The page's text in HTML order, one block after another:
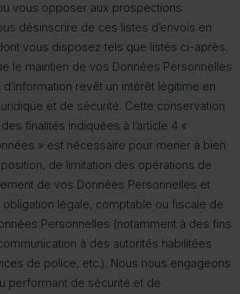
vous opposer aux prospections
désinscrire de ces listes d’envois en
vous disposez tels que listés ci-après.
le maintien de vos Données Personnelles
revêt un intérêt légitime en
et de sécurité. Cette conservation
finalités indiquées à l’article 4 «
» est nécessaire pour mener à bien
de limitation des opérations de
de vos Données Personnelles et
légale, comptable ou fiscale de
Personnelles (notamment à des fins
à des autorités habilitées
de police, etc.). Nous nous engageons
performant de sécurité et de